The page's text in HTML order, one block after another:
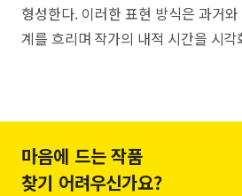
형성한다. 이러한 표현 방식은 과거
계를 흐리며 작가의 내적 시간을 시각
마음에 드는 작품
찾기 어려우신가요?